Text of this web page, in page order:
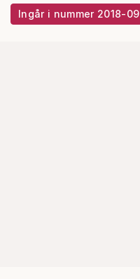
Ingår i nummer 2018-09